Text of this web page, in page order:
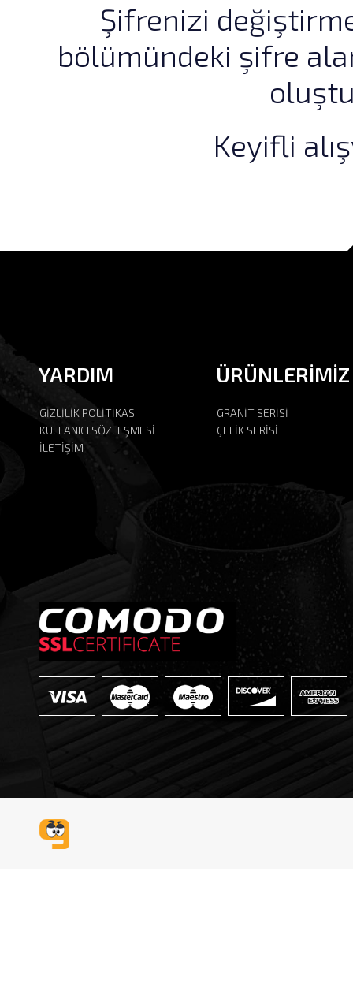
Şifrenizi
bölümündeki şifre
Keyifli
YARDIM
GİZLİLİK POLİTİKASI
KULLANICI SÖZLEŞMESİ
İLETİŞİM
ÜRÜNLERİMİZ
GRANİT SERİSİ
ÇELİK SERİSİ